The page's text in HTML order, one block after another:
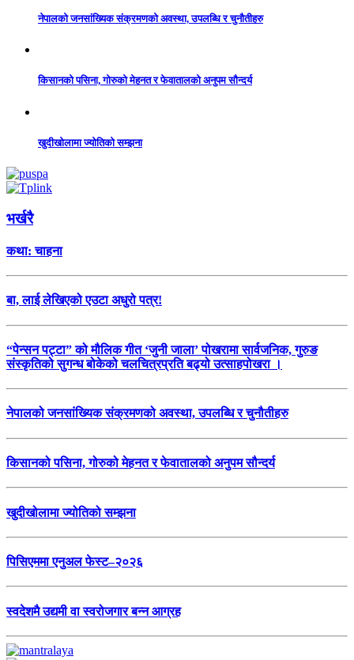
नेपालको जनसांख्यिक संक्रमणको अवस्था, उपलब्धि र चुनौतीहरु
किसानको पसिना, गोरुको मेहनत र फेवातालको अनुपम सौन्दर्य
खुदीखोलामा ज्योतिको सम्झना
भर्खरै
कथा: चाहना
बा, लाई लेखिएको एउटा अधुरो पत्र!
“पेन्सन पट्टा” को मौलिक गीत ‘जुनी जाला’ पोखरामा सार्वजनिक, गुरुङ
संस्कृतिको सुगन्ध बोकेको चलचित्रप्रति बढ्यो उत्साहपोखरा ।
नेपालको जनसांख्यिक संक्रमणको अवस्था, उपलब्धि र चुनौतीहरु
किसानको पसिना, गोरुको मेहनत र फेवातालको अनुपम सौन्दर्य
खुदीखोलामा ज्योतिको सम्झना
पिसिएममा एनुअल फेस्ट–२०२६
स्वदेशमै उद्यमी वा स्वरोजगार बन्न आग्रह